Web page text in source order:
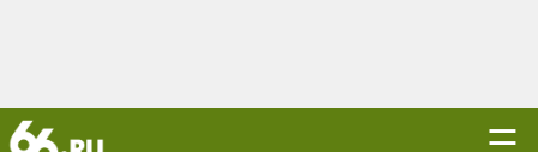
☰